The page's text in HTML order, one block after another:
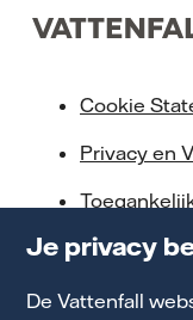
Je privacy
De Vattenfall
Cookie
Privacy en